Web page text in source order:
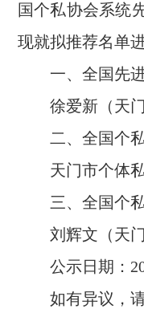
国个私协会系统
现就拟推荐名单
一、全国先
徐爱新（天
二、全国个
天门市个体
三、全国个
刘辉文（天
公示日期：
如有异议，